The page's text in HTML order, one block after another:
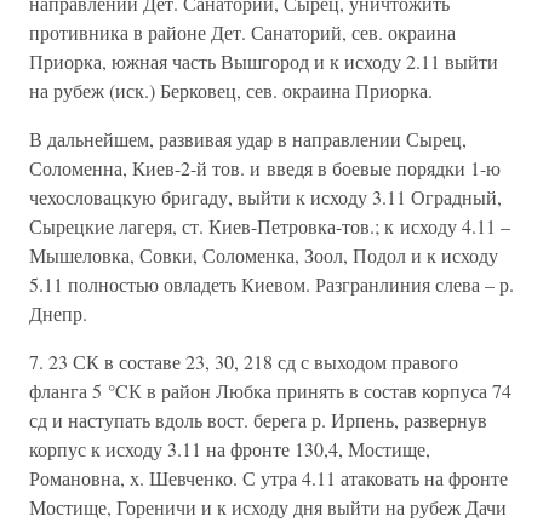
противника в районе Дет. Санаторий, сев. окраина
Приорка, южная часть Вышгород и к исходу 2.11 выйти
на рубеж (иск.) Берковец, сев. окраина Приорка.
В дальнейшем, развивая удар в направлении Сырец,
Соломенна, Киев-2-й тов. и введя в боевые порядки 1-ю
чехословацкую бригаду, выйти к исходу 3.11 Оградный,
Сырецкие лагеря, ст. Киев-Петровка-тов.; к исходу 4.11 –
Мышеловка, Совки, Соломенка, Зоол, Подол и к исходу
5.11 полностью овладеть Киевом. Разгранлиния слева – р.
Днепр.
7. 23 СК в составе 23, 30, 218 сд с выходом правого
фланга 5 °CК в район Любка принять в состав корпуса 74
сд и наступать вдоль вост. берега р. Ирпень, развернув
корпус к исходу 3.11 на фронте 130,4, Мостище,
Романовна, х. Шевченко. С утра 4.11 атаковать на фронте
Мостище, Гореничи и к исходу дня выйти на рубеж Дачи